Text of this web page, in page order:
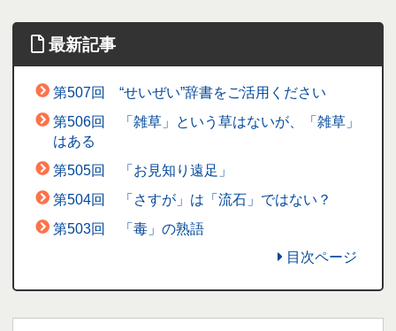
最新記事
第507回 “せいぜい”辞書をご活用ください
第506回 「雑草」という草はないが、「雑草」
はある
第505回 「お見知り遠足」
第504回 「さすが」は「流石」ではない？
第503回 「毒」の熟語
目次ページ